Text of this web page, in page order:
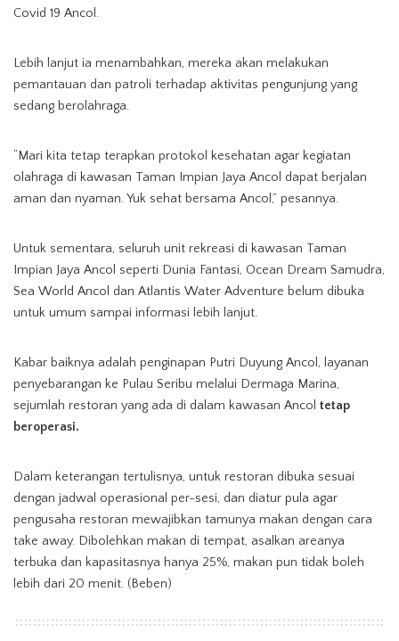
Covid 19 Ancol.
Lebih lanjut ia menambahkan, mereka akan melakukan
pemantauan dan patroli terhadap aktivitas pengunjung yang
sedang berolahraga.
“Mari kita tetap terapkan protokol kesehatan agar kegiatan
olahraga di kawasan Taman Impian Jaya Ancol dapat berjalan
aman dan nyaman. Yuk sehat bersama Ancol,” pesannya.
Untuk sementara, seluruh unit rekreasi di kawasan Taman
Impian Jaya Ancol seperti Dunia Fantasi, Ocean Dream Samudra,
Sea World Ancol dan Atlantis Water Adventure belum dibuka
untuk umum sampai informasi lebih lanjut.
Kabar baiknya adalah penginapan Putri Duyung Ancol, layanan
penyebarangan ke Pulau Seribu melalui Dermaga Marina,
sejumlah restoran yang ada di dalam kawasan Ancol tetap
beroperasi.
Dalam keterangan tertulisnya, untuk restoran dibuka sesuai
dengan jadwal operasional per-sesi, dan diatur pula agar
pengusaha restoran mewajibkan tamunya makan dengan cara
take away. Dibolehkan makan di tempat, asalkan areanya
terbuka dan kapasitasnya hanya 25%, makan pun tidak boleh
lebih dari 20 menit. (Beben)